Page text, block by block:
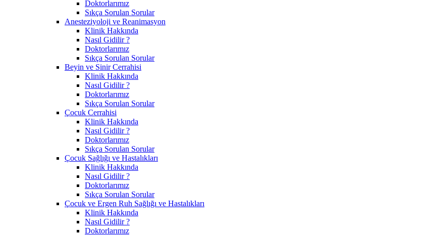
Doktorlarımız
Sıkça Sorulan Sorular
Anesteziyoloji ve Reanimasyon
Klinik Hakkında
Nasıl Gidilir ?
Doktorlarımız
Sıkça Sorulan Sorular
Beyin ve Sinir Cerrahisi
Klinik Hakkında
Nasıl Gidilir ?
Doktorlarımız
Sıkça Sorulan Sorular
Çocuk Cerrahisi
Klinik Hakkında
Nasıl Gidilir ?
Doktorlarımız
Sıkça Sorulan Sorular
Çocuk Sağlığı ve Hastalıkları
Klinik Hakkında
Nasıl Gidilir ?
Doktorlarımız
Sıkça Sorulan Sorular
Çocuk ve Ergen Ruh Sağlığı ve Hastalıkları
Klinik Hakkında
Nasıl Gidilir ?
Doktorlarımız